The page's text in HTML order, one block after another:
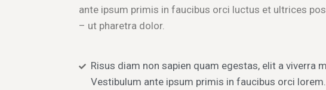
ante ipsum primis in faucibus orci luctus et ultrices
– ut pharetra dolor.
Risus diam non sapien quam egestas, elit a viverra
Vestibulum ante ipsum primis in faucibus orci lorem.